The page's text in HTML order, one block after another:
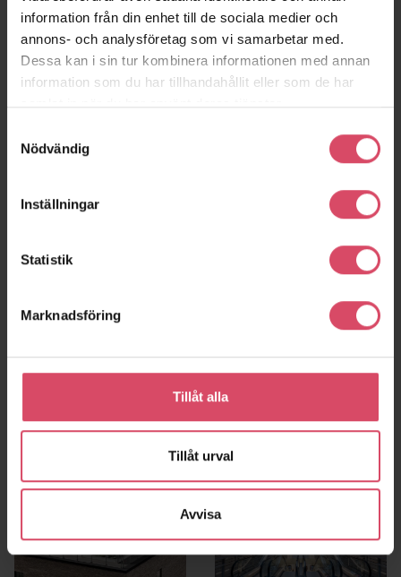
information från din enhet till de sociala medier och
annons- och analysföretag som vi samarbetar med.
Dessa kan i sin tur kombinera informationen med annan
information som du har tillhandahållit eller som de har
samlat in när du har använt deras tjänster.
Nödvändig
Inställningar
Statistik
Marknadsföring
Tillåt alla
Tillåt urval
Avvisa
One John Street
Brooklyn
Amilu Farm
Gassino Torinese
Basel
Basel